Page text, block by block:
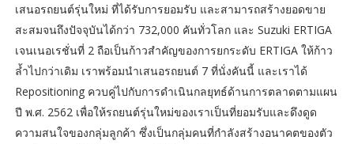
เสนอรถยนต์รุ่นใหม่ ที่ได้รับการยอมรับ และสามารถสร้างยอดขาย
สะสมจนถึงปัจจุบันได้กว่า 732,000 คันทั่วโลก และ Suzuki ERTIGA
เจนเนอเรชั่นที่ 2 ถือเป็นก้าวสำคัญของการยกระดับ ERTIGA ให้ก้าว
ล้ำไปกว่าเดิม เราพร้อมนำเสนอรถยนต์ 7 ที่นั่งคันนี้ และเราได้
Repositioning ควบคู่ไปกับการดำเนินกลยุทธ์ด้านการตลาดตามแผน
ปี พ.ศ. 2562 เพื่อให้รถยนต์รุ่นใหม่ของเราเป็นที่ยอมรับและดึงดูด
ความสนใจของกลุ่มลูกค้า ซึ่งเป็นกลุ่มคนที่กำลังสร้างอนาคตของตัว